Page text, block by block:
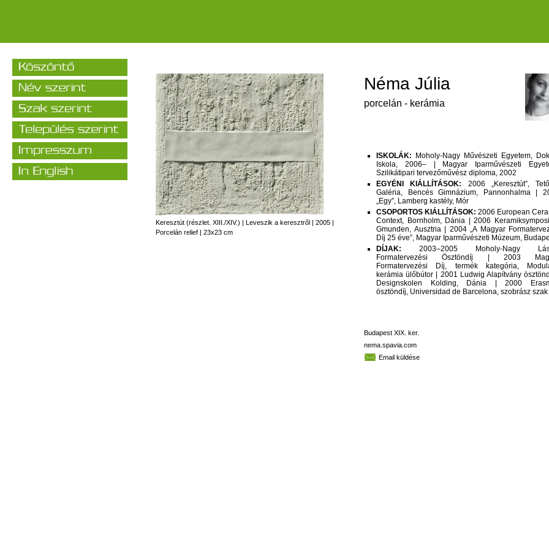
Keresztút (részlet. XIII./XIV.) | Leveszik a keresztről | 2005 |
Porcelán relief | 23x23 cm
Néma Júlia
porcelán - kerámia
ISKOLÁK: Moholy-Nagy Művészeti Egyetem,
Iskola, 2006– | Magyar Iparművészeti
Szilikátipari tervezőművész diploma, 2002
EGYÉNI KIÁLLÍTÁSOK: 2006 „Keresztút”,
Galéria, Bencés Gimnázium, Pannonhalma |
„Egy”, Lamberg kastély, Mór
CSOPORTOS KIÁLLÍTÁSOK: 2006 European
Context, Bornholm, Dánia | 2006
Gmunden, Ausztria | 2004 „A Magyar
Díj 25 éve”, Magyar Iparművészeti Múzeum,
DÍJAK: 2003–2005 Moholy-Nagy
Formatervezési Ösztöndíj | 2003
Formatervezési Díj, termék kategória,
kerámia ülőbútor | 2001 Ludwig Alapítvány
Designskolen Kolding, Dánia | 2000
ösztöndíj, Universidad de Barcelona, szobrász szak
Budapest XIX. ker.
nema.spavia.com
Email küldése